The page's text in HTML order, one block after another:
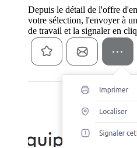
Depuis le détail de l'offre
votre sélection, l'envoyer à
de travail et la signaler en